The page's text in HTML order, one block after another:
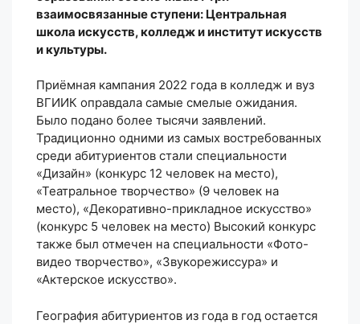
взаимосвязанные ступени: Центральная
школа искусств, колледж и институт искусств
и культуры.
Приёмная кампания 2022 года в колледж и вуз
ВГИИК оправдала самые смелые ожидания.
Было подано более тысячи заявлений.
Традиционно одними из самых востребованных
среди абитуриентов стали специальности
«Дизайн» (конкурс 12 человек на место),
«Театральное творчество» (9 человек на
место), «Декоративно-прикладное искусство»
(конкурс 5 человек на место) Высокий конкурс
также был отмечен на специальности «Фото-
видео творчество», «Звукорежиссура» и
«Актерское искусство».
География абитуриентов из года в год остается